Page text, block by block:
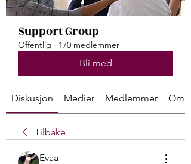
Support Group
Offentlig · 170 medlemmer
Bli med
Diskusjon Medier Medlemmer Om
Tilbake
Evaa